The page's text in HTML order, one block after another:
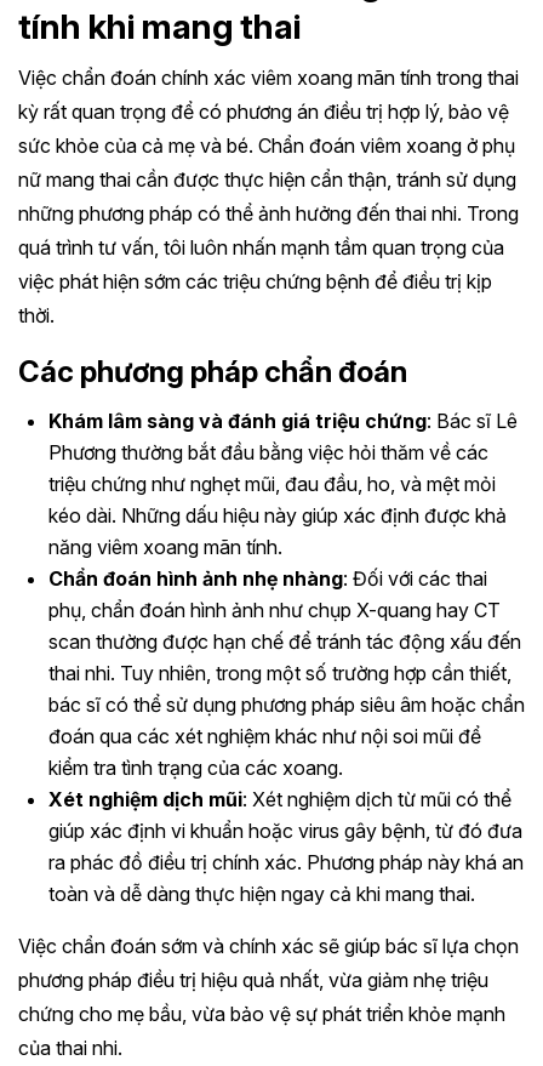
tính khi mang thai
Việc chẩn đoán chính xác viêm xoang mãn tính trong thai
kỳ rất quan trọng để có phương án điều trị hợp lý, bảo vệ
sức khỏe của cả mẹ và bé. Chẩn đoán viêm xoang ở phụ
nữ mang thai cần được thực hiện cẩn thận, tránh sử dụng
những phương pháp có thể ảnh hưởng đến thai nhi. Trong
quá trình tư vấn, tôi luôn nhấn mạnh tầm quan trọng của
việc phát hiện sớm các triệu chứng bệnh để điều trị kịp
thời.
Các phương pháp chẩn đoán
Khám lâm sàng và đánh giá triệu chứng: Bác sĩ Lê
Phương thường bắt đầu bằng việc hỏi thăm về các
triệu chứng như nghẹt mũi, đau đầu, ho, và mệt mỏi
kéo dài. Những dấu hiệu này giúp xác định được khả
năng viêm xoang mãn tính.
Chẩn đoán hình ảnh nhẹ nhàng: Đối với các thai
phụ, chẩn đoán hình ảnh như chụp X-quang hay CT
scan thường được hạn chế để tránh tác động xấu đến
thai nhi. Tuy nhiên, trong một số trường hợp cần thiết,
bác sĩ có thể sử dụng phương pháp siêu âm hoặc chẩn
đoán qua các xét nghiệm khác như nội soi mũi để
kiểm tra tình trạng của các xoang.
Xét nghiệm dịch mũi: Xét nghiệm dịch từ mũi có thể
giúp xác định vi khuẩn hoặc virus gây bệnh, từ đó đưa
ra phác đồ điều trị chính xác. Phương pháp này khá an
toàn và dễ dàng thực hiện ngay cả khi mang thai.
Việc chẩn đoán sớm và chính xác sẽ giúp bác sĩ lựa chọn
phương pháp điều trị hiệu quả nhất, vừa giảm nhẹ triệu
chứng cho mẹ bầu, vừa bảo vệ sự phát triển khỏe mạnh
của thai nhi.